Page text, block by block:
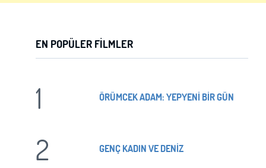
Şifre:
GIRIŞ
EN POPÜLER FILMLER
1 ÖRÜMCEK ADAM: YEPYENİ BİR GÜN
2 GENÇ KADIN VE DENİZ